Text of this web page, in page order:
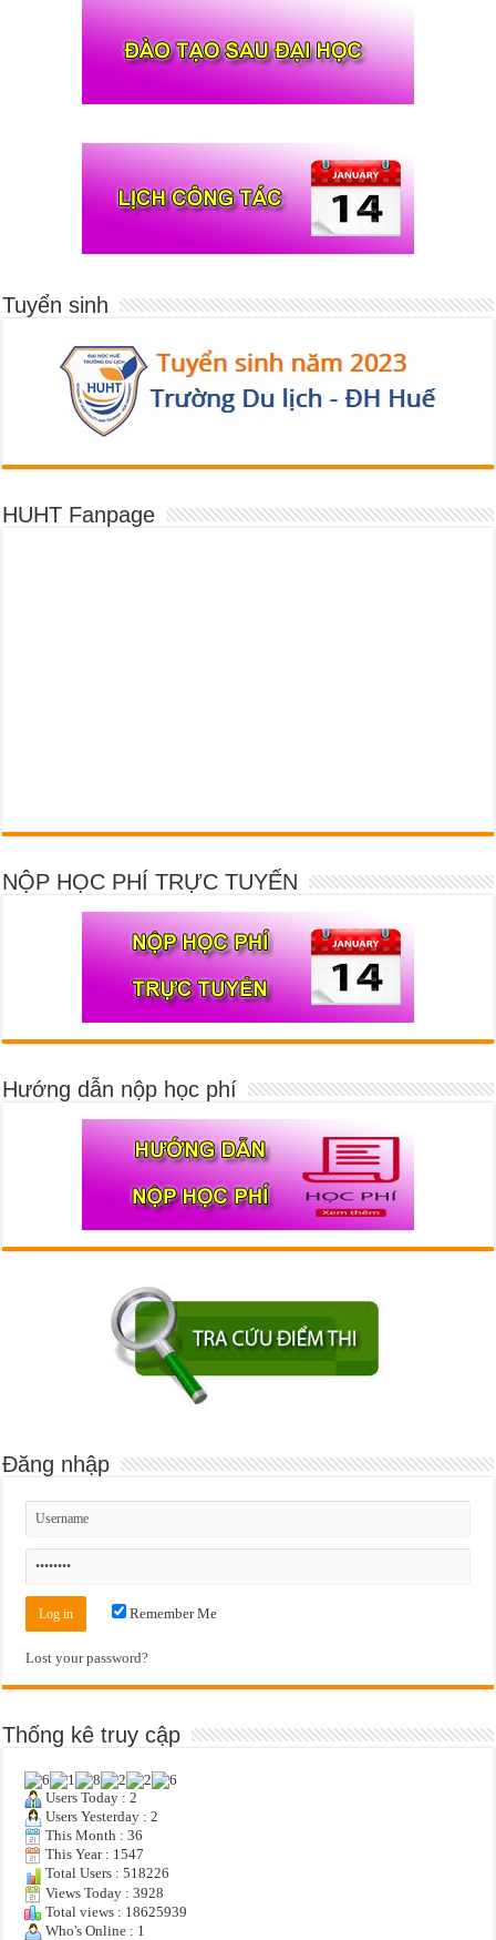
Tuyển sinh
HUHT Fanpage
NỘP HỌC PHÍ TRỰC TUYẾN
Hướng dẫn nộp học phí
Đăng nhập
Remember Me
Lost your password?
Thống kê truy cập
Users Today : 2
Users Yesterday : 2
This Month : 36
This Year : 1547
Total Users : 518226
Views Today : 3928
Total views : 18625939
Who's Online : 1